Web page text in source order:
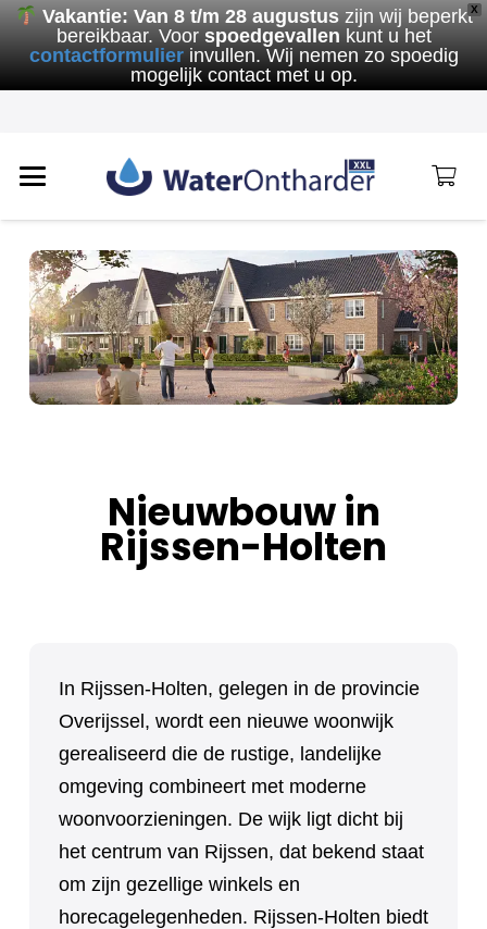
X
Vakantie: Van 8 t/m 28 augustuszijn wij beperkt
bereikbaar. Voor spoedgevallen kunt u het
contactformulierinvullen. Wij nemen zo spoedig
mogelijk contact met u op.
Nieuwbouw in
Rijssen-Holten
In Rijssen-Holten, gelegen in de provincie
Overijssel, wordt een nieuwe woonwijk
gerealiseerd die de rustige, landelijke
omgeving combineert met moderne
woonvoorzieningen. De wijk ligt dicht bij
het centrum van Rijssen, dat bekend staat
om zijn gezellige winkels en
horecagelegenheden. Rijssen-Holten biedt